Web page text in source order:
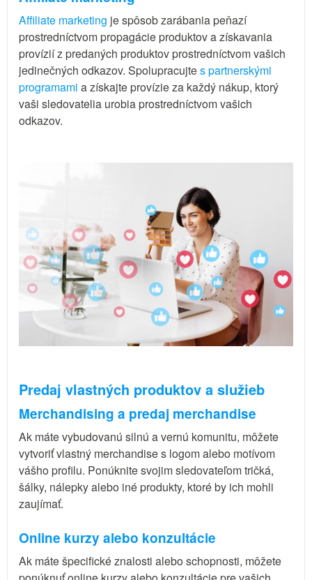
Affiliate marketing je spôsob zarábania peňazí
prostredníctvom propagácie produktov a získavania
provízií z predaných produktov prostredníctvom vašich
jedinečných odkazov. Spolupracujtes partnerskými
programami a získajte provízie za každý nákup, ktorý
vaši sledovatelia urobia prostredníctvom vašich
odkazov.
Predaj vlastných produktov a služieb
Merchandising a predaj merchandise
Ak máte vybudovanú silnú a vernú komunitu, môžete
vytvoriť vlastný merchandise s logom alebo motívom
vášho profilu. Ponúknite svojim sledovateľom tričká,
šálky, nálepky alebo iné produkty, ktoré by ich mohli
zaujímať.
Online kurzy alebo konzultácie
Ak máte špecifické znalosti alebo schopnosti, môžete